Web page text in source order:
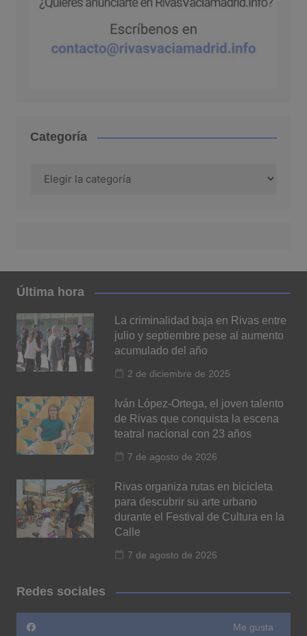
Categoría
Última hora
La criminalidad baja en Rivas entre
julio y septiembre pese al aumento
acumulado del año
2 de diciembre de 2025
Iván López-Ortega, el joven talento
de Rivas que conquista la escena
teatral nacional con 23 años
7 de agosto de 2026
Rivas organiza rutas en bicicleta
para descubrir su arte urbano
durante el Festival de Cultura en la
Calle
7 de agosto de 2026
Redes sociales
Me gusta